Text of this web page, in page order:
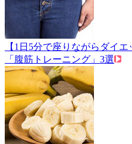
【1日5分で座りながらダイ
「腹筋トレーニング」3選